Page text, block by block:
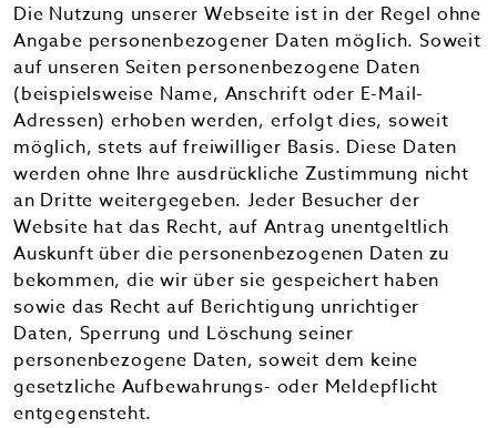
Die Nutzung unserer Webseite ist in der Regel ohne
Angabe personenbezogener Daten möglich. Soweit
auf unseren Seiten personenbezogene Daten
(beispielsweise Name, Anschrift oder E-Mail-
Adressen) erhoben werden, erfolgt dies, soweit
möglich, stets auf freiwilliger Basis. Diese Daten
werden ohne Ihre ausdrückliche Zustimmung nicht
an Dritte weitergegeben. Jeder Besucher der
Website hat das Recht, auf Antrag unentgeltlich
Auskunft über die personenbezogenen Daten zu
bekommen, die wir über sie gespeichert haben
sowie das Recht auf Berichtigung unrichtiger
Daten, Sperrung und Löschung seiner
personenbezogene Daten, soweit dem keine
gesetzliche Aufbewahrungs- oder Meldepflicht
entgegensteht.